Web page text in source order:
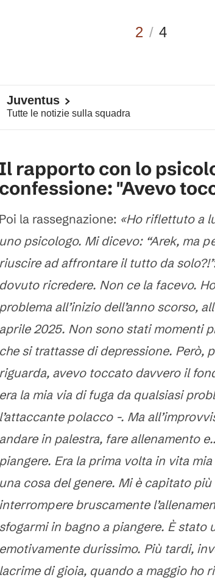
2 / 4
Juventus
Tutte le notizie sulla squadra
Il rapporto con lo
confessione: "Avevo
Poi la rassegnazione: «Ho riflettuto a
uno psicologo. Mi dicevo: “Arek, ma
riuscire ad affrontare il tutto da
dovuto ricredere. Non ce la facevo.
problema all’inizio dell’anno scorso,
aprile 2025. Non sono stati momenti
che si trattasse di depressione. Però,
riguarda, avevo toccato davvero il
era la mia via di fuga da qualsiasi
l’attaccante polacco -. Ma
andare in palestra, fare allenamento
piangere. Era la prima volta in vita
una cosa del genere. Mi è capitato
interrompere bruscamente
sfogarmi in bagno a piangere. È stato
emotivamente durissimo. Più tardi,
lacrime di gioia, quando a maggio ho